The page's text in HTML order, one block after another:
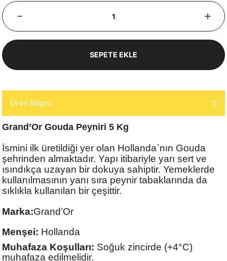
SEPETE EKLE
Ürün Bilgisi
Grand’Or Gouda Peyniri 5 Kg
İsmini ilk üretildiği yer olan Hollanda`nın Gouda
şehrinden almaktadır. Yapı itibariyle yarı sert ve
ısındıkça uzayan bir dokuya sahiptir. Yemeklerde
kullanılmasının yanı sıra peynir tabaklarında da
sıklıkla kullanılan bir çeşittir.
Marka:Grand’Or
Menşei: Hollanda
Muhafaza Koşulları: Soğuk zincirde (+4°C)
muhafaza edilmelidir.